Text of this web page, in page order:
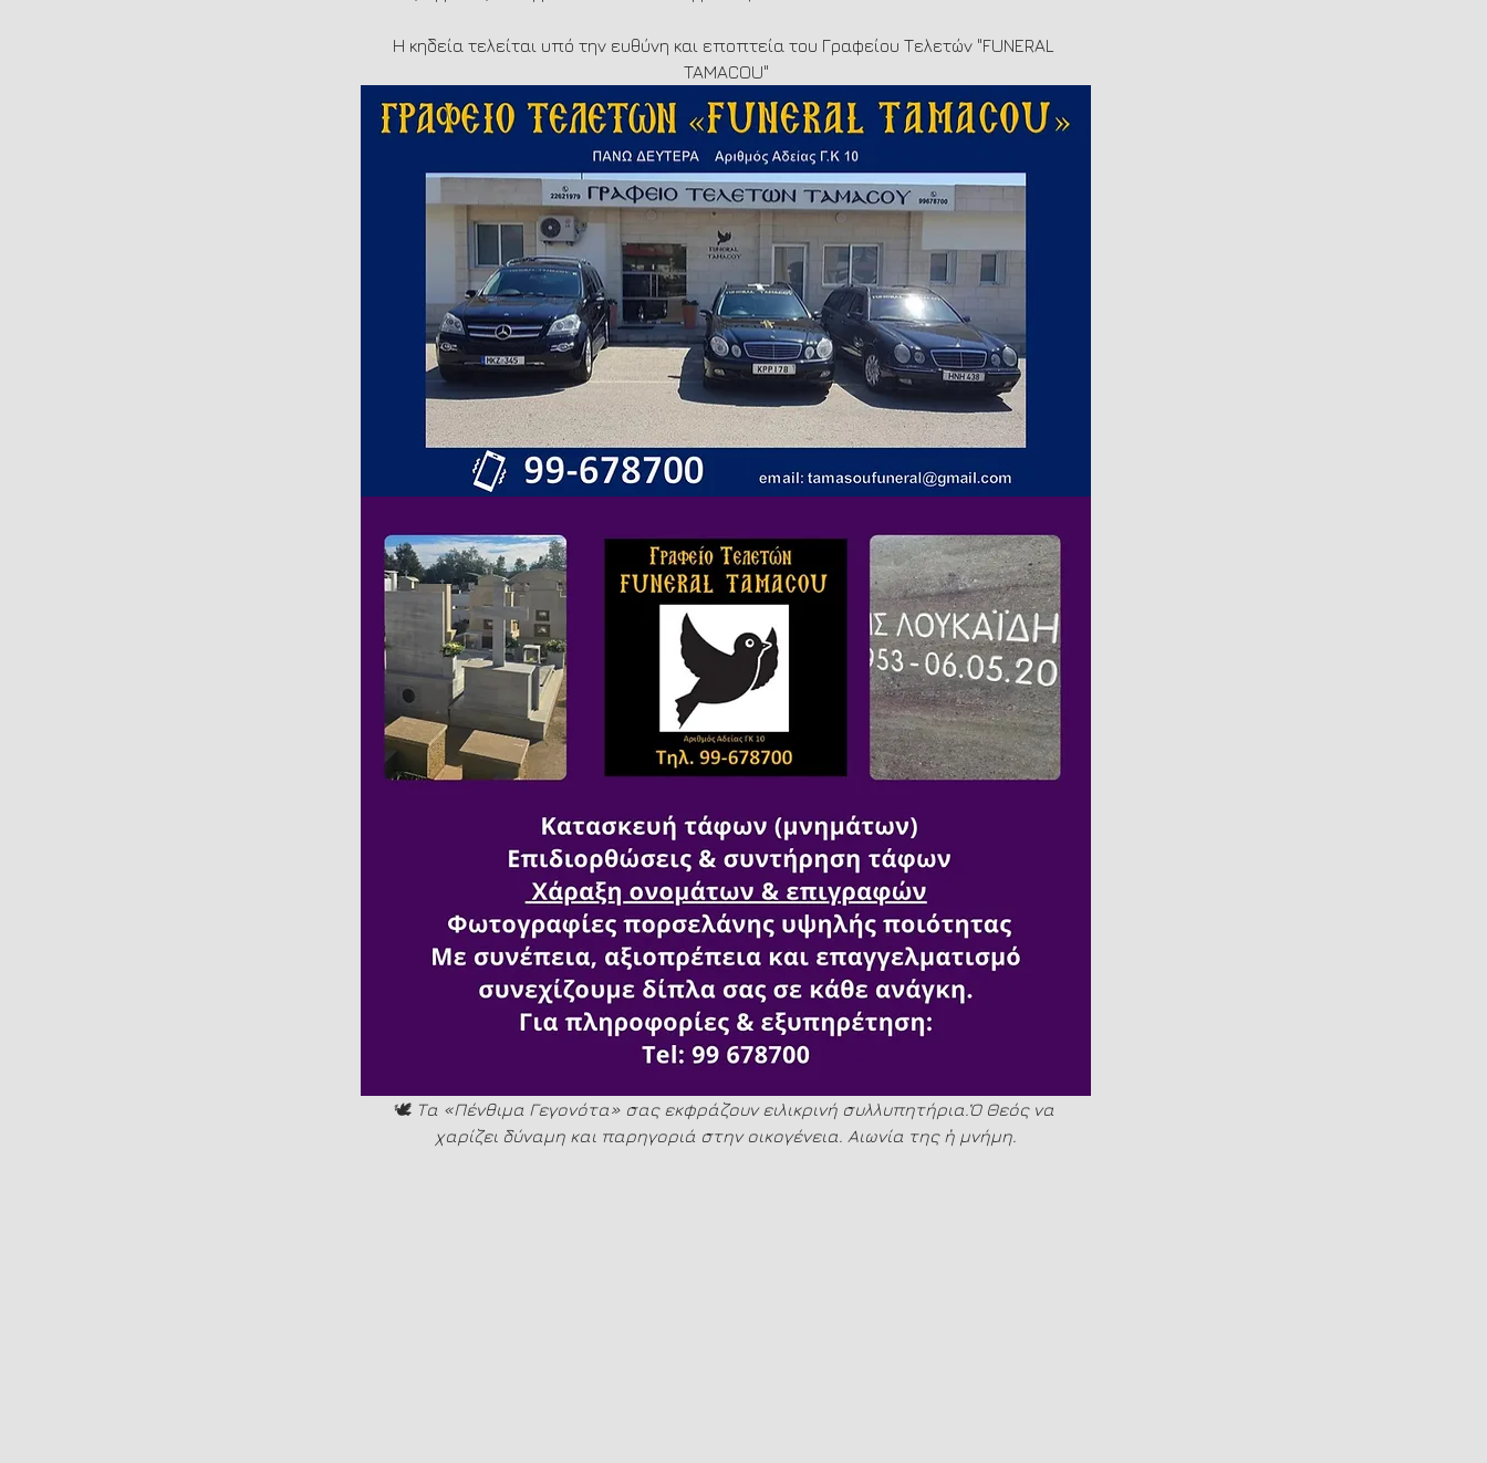
Η κηδεία τελείται υπό την ευθύνη και εποπτεία του Γραφείου Τελετών "FUNERAL
TAMACOU"
🕊️ Τα «Πένθιμα Γεγονότα» σας εκφράζουν ειλικρινή συλλυπητήρια.Ὁ Θεός να
χαρίζει δύναμη και παρηγοριά στην οικογένεια. Αιωνία της ἡ μνήμη.